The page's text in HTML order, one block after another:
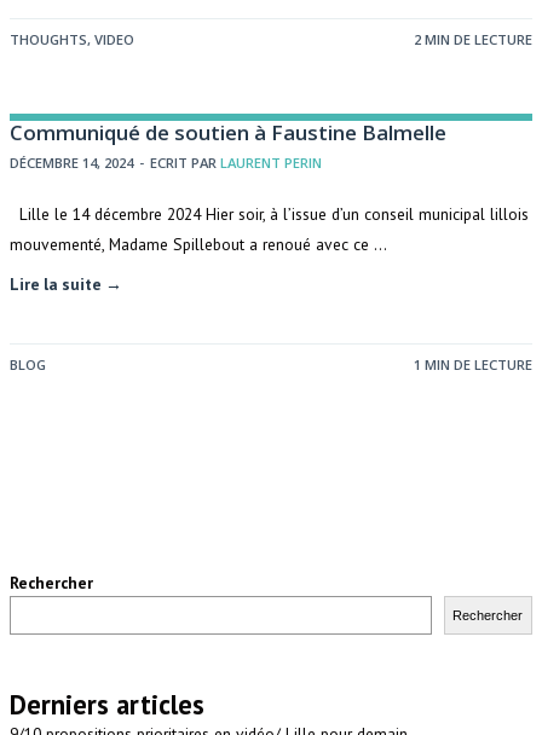
THOUGHTS, VIDEO 2 MIN DE LECTURE
Communiqué de soutien à Faustine Balmelle
DÉCEMBRE 14, 2024 - ECRIT PAR LAURENT PERIN
Lille le 14 décembre 2024 Hier soir, à l’issue d’un conseil municipal lillois
mouvementé, Madame Spillebout a renoué avec ce …
Lire la suite →
BLOG 1 MIN DE LECTURE
Rechercher
Rechercher
Derniers articles